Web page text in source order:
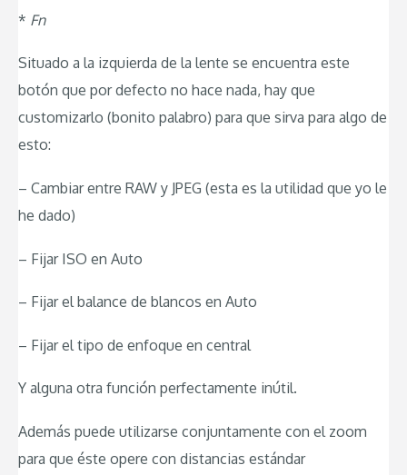
* Fn
Situado a la izquierda de la lente se encuentra este
botón que por defecto no hace nada, hay que
customizarlo (bonito palabro) para que sirva para algo de
esto:
– Cambiar entre RAW y JPEG (esta es la utilidad que yo le
he dado)
– Fijar ISO en Auto
– Fijar el balance de blancos en Auto
– Fijar el tipo de enfoque en central
Y alguna otra función perfectamente inútil.
Además puede utilizarse conjuntamente con el zoom
para que éste opere con distancias estándar